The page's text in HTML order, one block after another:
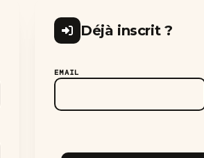
Déjà inscrit ?
EMAIL